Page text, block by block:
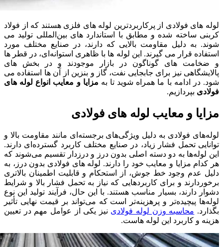
لوله‌ های فولادی از پرکاربردترین لوله ‌های فلزی هستند که از فولاد
کربنی ساخته شده و مطابق با استاندارد های بین‌المللی تولید می
‌شوند. به دلیل مقاومت بالایی که دارند، در صنایع مختلف مورد
استفاده قرار می ‌گیرند. این لوله‌ ها با ظاهری استوانه‌ای، در قطر ها
و ضخامت ‌های گوناگون در بازار موجودند و در بخش ‌های
پالایشگاهی نیز برای جابجایی نفت، گاز و بنزین از آن ها استفاده می
‌شود. در ادامه با ما همراه شوید تا به مزایا و معایب انواع لوله های
فولادی بپردازیم.
مزایا و معایب لوله های فولادی
لوله‌های فولادی به دلیل ویژگی‌های برجسته‌ای مانند مقاومت بالا و
توانایی تحمل فشار زیاد، در صنایع مختلف کاربرد گسترده‌ای دارند.
این لوله‌ها به دو دسته اصلی بدون درز و درزدار تقسیم می‌شوند که
هر کدام مزایا و معایب خود را دارند. لوله‌ های فولادی بدون درز، به
دلیل عدم وجود خط جوش، از استحکام و قابلیت اطمینان بالاتری
برخوردارند و برای کاربردهایی که نیاز به تحمل فشار بالا و شرایط
دشوار دارند، بسیار مناسب هستند. با این حال، فرآیند تولید این نوع
لوله‌ها پیچیده‌تر و پرهزینه‌تر است که می‌تواند بر قیمت نهایی تأثیر
بگذارد. محاسبه وزن لوله فولادی نیز یکی از عوامل مهم در تعیین
هزینه و کاربرد این لوله‌ هاست.